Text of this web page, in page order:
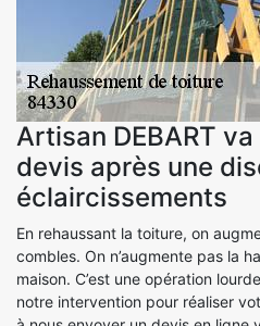
Artisan DEBART
devis après une
éclaircissements
En rehaussant la toiture, on
combles. On n’augmente pas la
maison. C’est une opération
notre intervention pour réaliser